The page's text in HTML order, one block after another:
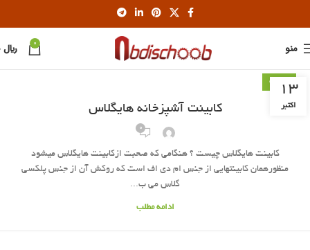
منو 0 ﷼
13
اکتبر
کابینت
کابینت آشپزخانه هایگلاس
0
کابینت هایگلاس چیست ؟ هنگامی که صحبت ازکابینت هایگلاس میشود
منظورهمان کابینتهایی از جنس ام دی اف است که روکش آن از جنس پلکسی
گلاس می ب...
ادامه مطلب